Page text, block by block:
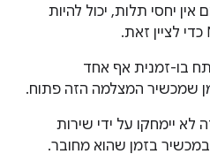
יחסי תלות, יכול להיות
בו-זמנית אף אחד
שמכשיר המצלמה הזה פתוח.
יימחקו על ידי שירות
בזמן שהוא מחובר.